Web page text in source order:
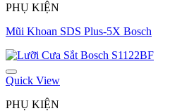
PHỤ KIỆN
Mũi Khoan SDS Plus-5X Bosch
Quick View
PHỤ KIỆN